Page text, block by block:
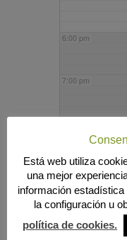
6:00 pm
7:00 pm
9:00 pm
10:00 pm
Está web utiliza
una mejor
información
la configuración u
política de cookies.